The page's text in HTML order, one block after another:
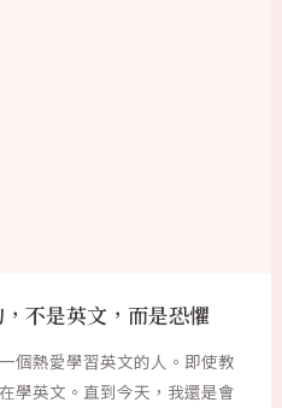
不是英文，而是恐懼
個熱愛學習英文的人。即使教
學英文。直到今天，我還是會